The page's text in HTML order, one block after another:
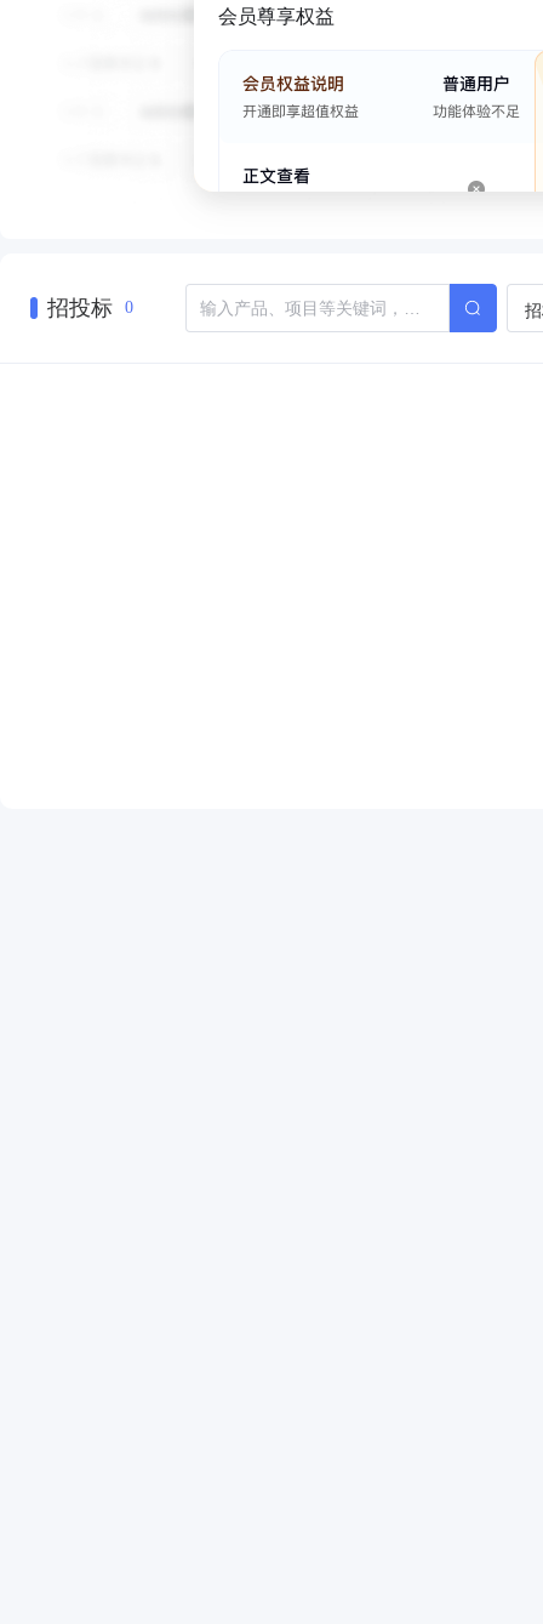
会员尊享权益
招投标 0